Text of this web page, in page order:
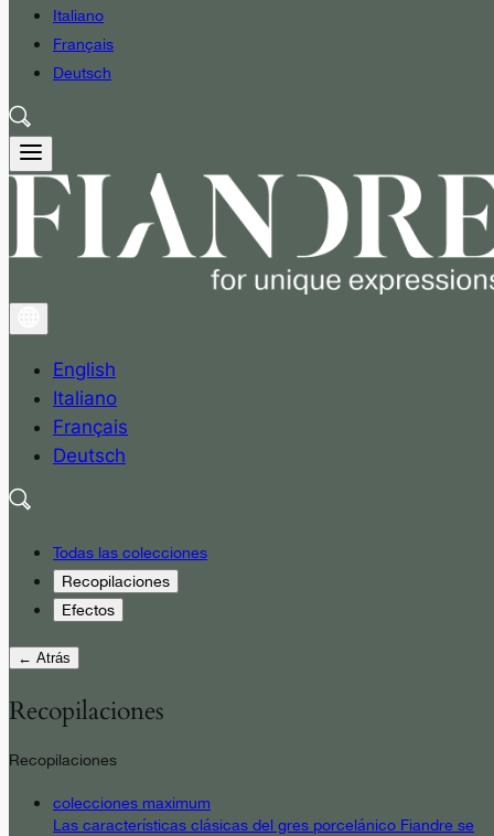
Italiano
Français
Deutsch
English
Italiano
Français
Deutsch
Todas las colecciones
Recopilaciones
Efectos
← Atrás
Recopilaciones
Recopilaciones
colecciones maximum
Las características clásicas del gres porcelánico Fiandre se